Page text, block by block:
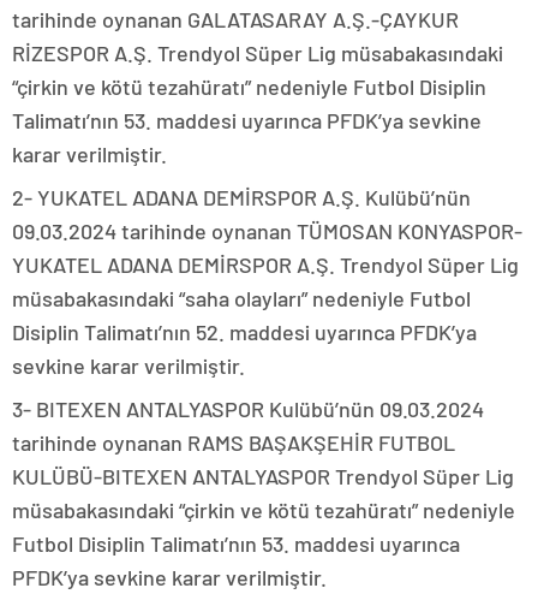
tarihinde oynanan GALATASARAY A.Ş.-ÇAYKUR
RİZESPOR A.Ş. Trendyol Süper Lig müsabakasındaki
“çirkin ve kötü tezahüratı” nedeniyle Futbol Disiplin
Talimatı’nın 53. maddesi uyarınca PFDK’ya sevkine
karar verilmiştir.
2- YUKATEL ADANA DEMİRSPOR A.Ş. Kulübü’nün
09.03.2024 tarihinde oynanan TÜMOSAN KONYASPOR-
YUKATEL ADANA DEMİRSPOR A.Ş. Trendyol Süper Lig
müsabakasındaki “saha olayları” nedeniyle Futbol
Disiplin Talimatı’nın 52. maddesi uyarınca PFDK’ya
sevkine karar verilmiştir.
3- BITEXEN ANTALYASPOR Kulübü’nün 09.03.2024
tarihinde oynanan RAMS BAŞAKŞEHİR FUTBOL
KULÜBÜ-BITEXEN ANTALYASPOR Trendyol Süper Lig
müsabakasındaki “çirkin ve kötü tezahüratı” nedeniyle
Futbol Disiplin Talimatı’nın 53. maddesi uyarınca
PFDK’ya sevkine karar verilmiştir.